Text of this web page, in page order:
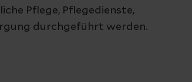
Pflege, Pflegedienste,
durchgeführt werden.